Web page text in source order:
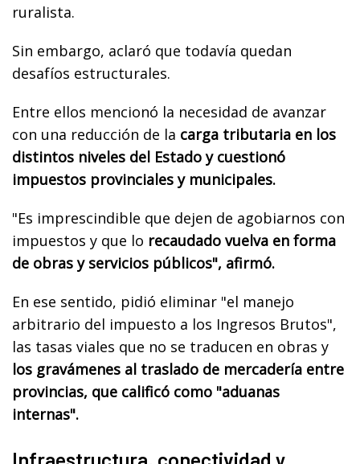
ruralista.
Sin embargo, aclaró que todavía quedan
desafíos estructurales.
Entre ellos mencionó la necesidad de avanzar
con una reducción de la carga tributaria en los
distintos niveles del Estado y cuestionó
impuestos provinciales y municipales.
"Es imprescindible que dejen de agobiarnos con
impuestos y que lo recaudado vuelva en forma
de obras y servicios públicos", afirmó.
En ese sentido, pidió eliminar "el manejo
arbitrario del impuesto a los Ingresos Brutos",
las tasas viales que no se traducen en obras y
los gravámenes al traslado de mercadería entre
provincias, que calificó como "aduanas
internas".
Infraestructura, conectividad y